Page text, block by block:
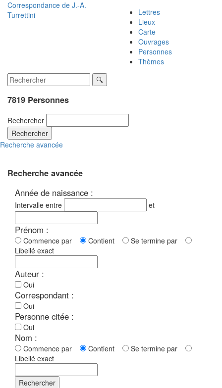
Correspondance de J.-A.
Turrettini
Lettres
Lieux
Carte
Ouvrages
Personnes
Thèmes
7819 Personnes
Rechercher
Rechercher
Recherche avancée
Recherche avancée
Année de naissance :
Intervalle entre et
Prénom :
Commence par Contient
Se termine par
Libellé exact
Auteur :
Oui
Correspondant :
Oui
Personne citée :
Oui
Nom :
Commence par Contient
Se termine par
Libellé exact
Rechercher